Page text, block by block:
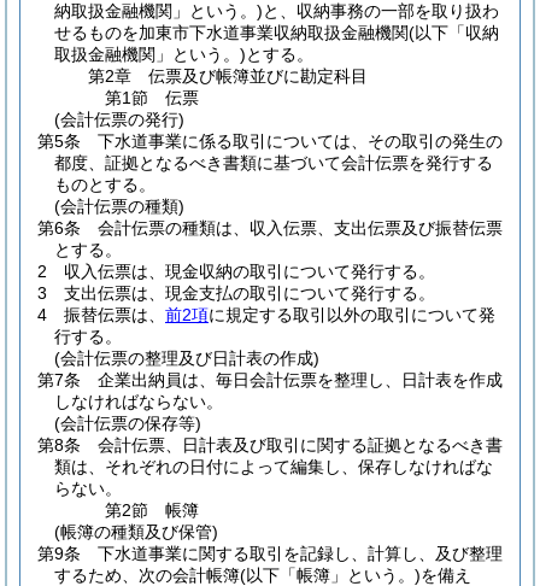
納取扱金融機関」という。)と、収納事務の一部を取り扱わ
せるものを加東市下水道事業収納取扱金融機関(以下「収納
取扱金融機関」という。)とする。
第2章
伝票及び帳簿並びに勘定科目
第1節
伝票
(会計伝票の発行)
第5条
下水道事業に係る取引については、その取引の発生の
都度、証拠となるべき書類に基づいて会計伝票を発行する
ものとする。
(会計伝票の種類)
第6条
会計伝票の種類は、収入伝票、支出伝票及び振替伝票
とする。
2
収入伝票は、現金収納の取引について発行する。
3
支出伝票は、現金支払の取引について発行する。
4
振替伝票は、 前2項に規定する取引以外の取引について発
行する。
(会計伝票の整理及び日計表の作成)
第7条
企業出納員は、毎日会計伝票を整理し、日計表を作成
しなければならない。
(会計伝票の保存等)
第8条
会計伝票、日計表及び取引に関する証拠となるべき書
類は、それぞれの日付によって編集し、保存しなければな
らない。
第2節
帳簿
(帳簿の種類及び保管)
第9条
下水道事業に関する取引を記録し、計算し、及び整理
するため、次の会計帳簿(以下「帳簿」という。)を備え